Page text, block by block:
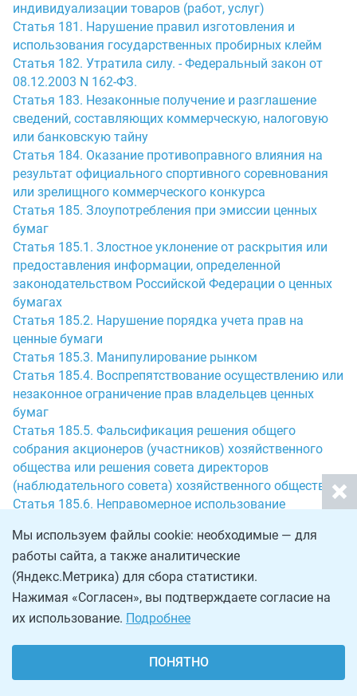
индивидуализации товаров (работ, услуг)
Статья 181. Нарушение правил изготовления и
использования государственных пробирных клейм
Статья 182. Утратила силу. - Федеральный закон от
08.12.2003 N 162-ФЗ.
Статья 183. Незаконные получение и разглашение
сведений, составляющих коммерческую, налоговую
или банковскую тайну
Статья 184. Оказание противоправного влияния на
результат официального спортивного соревнования
или зрелищного коммерческого конкурса
Статья 185. Злоупотребления при эмиссии ценных
бумаг
Статья 185.1. Злостное уклонение от раскрытия или
предоставления информации, определенной
законодательством Российской Федерации о ценных
бумагах
Статья 185.2. Нарушение порядка учета прав на
ценные бумаги
Статья 185.3. Манипулирование рынком
Статья 185.4. Воспрепятствование осуществлению или
незаконное ограничение прав владельцев ценных
бумаг
Статья 185.5. Фальсификация решения общего
собрания акционеров (участников) хозяйственного
общества или решения совета директоров
(наблюдательного совета) хозяйственного общества
Статья 185.6. Неправомерное использование
Статья 186. Изготовление, хранение, перевозка или
сбыт поддельных денег или ценных бумаг
Статья 187. Неправомерный оборот средств платежей
Статья 188. Утратила силу. - Федеральный закон от
07.12.2011 N 420-ФЗ.
Федерации или передача товаров или технологий,
вооружения или военной техники, незаконное
Мы используем файлы cookie: необходимые — для
работы сайта, а также аналитические
(Яндекс.Метрика) для сбора статистики.
Нажимая «Согласен», вы подтверждаете согласие на
их использование. Подробнее
ПОНЯТНО